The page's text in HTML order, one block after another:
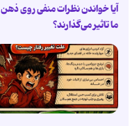
آیا خواندن نظرات منفی روی ذهن
ما تاثیر می‌گذارند؟